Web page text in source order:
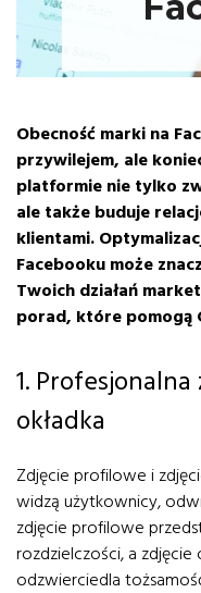
Obecność marki na
przywilejem, ale
platformie nie tylko
ale także buduje
klientami.
Facebooku może
Twoich działań
porad, które pomogą
1.
okładka
Zdjęcie profilowe i
widzą użytkownicy,
zdjęcie profilowe
rozdzielczości, a zdjęcie
odzwierciedla